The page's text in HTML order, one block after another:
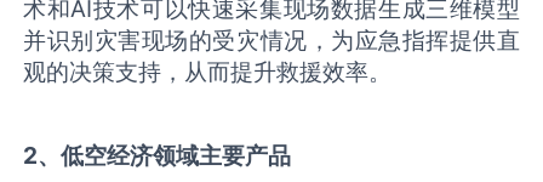
术和AI技术可以快速采集现场数据生成三维模型
并识别灾害现场的受灾情况，为应急指挥提供直
观的决策支持，从而提升救援效率。
2、低空经济领域主要产品